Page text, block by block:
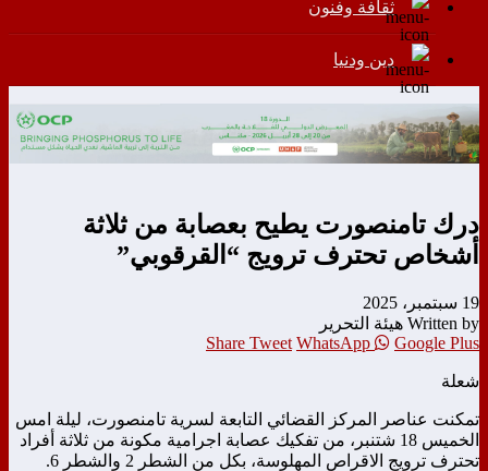
ثقافة وفنون
دين ودنيا
درك تامنصورت يطيح بعصابة من ثلاثة
أشخاص تحترف ترويج “القرقوبي”
19 سبتمبر، 2025
Written by هيئة التحرير
Share Tweet WhatsApp Google Plus
شعلة
تمكنت عناصر المركز القضائي التابعة لسرية تامنصورت، ليلة امس
الخميس 18 شتنبر، من تفكيك عصابة اجرامية مكونة من ثلاثة أفراد
تحترف ترويج الاقراص المهلوسة، بكل من الشطر 2 والشطر 6.